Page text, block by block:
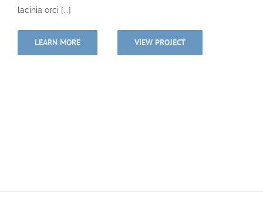
lacinia orci [...]
LEARN MORE VIEW PROJECT